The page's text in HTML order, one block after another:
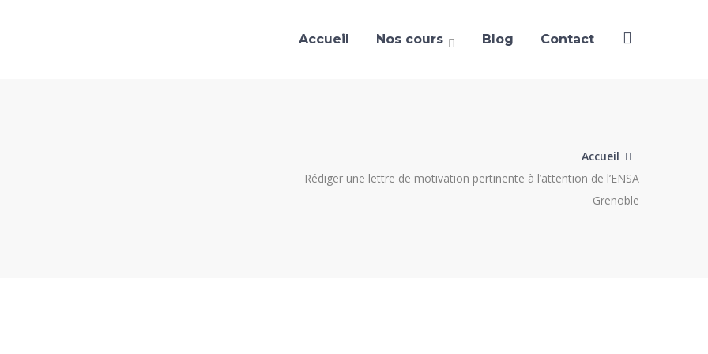
Accueil Nos cours Blog Contact
Accueil
Rédiger une lettre de motivation pertinente à l’attention de l’ENSA
Grenoble